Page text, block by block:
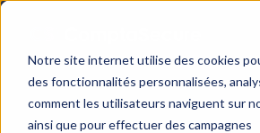
Notre site internet utilise des cookies
des fonctionnalités personnalisées,
comment les utilisateurs naviguent sur
ainsi que pour effectuer des campagnes